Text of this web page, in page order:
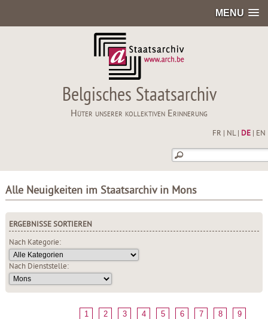
MENU
Belgisches Staatsarchiv
Hüter unserer kollektiven Erinnerung
FR NL| DE| EN
Alle Neuigkeiten im Staatsarchiv in Mons
ERGEBNISSE SORTIEREN
Nach Kategorie:
Nach Dienststelle:
1 2 3 4 5 6 7 8
9